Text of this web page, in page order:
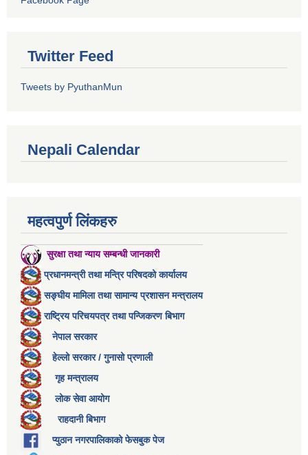
Twitter Feed
Tweets by PyuthanMun
Nepali Calendar
महत्वपुर्ण लिंकहरु
सुरक्षा तथा न्याय सम्बन्धी जानकारी
प्रधानमन्त्री तथा मन्त्रि परिषदको कार्यालय
सङ्घीय मामिला तथा सामान्य प्रशासन मन्त्रालय
राष्ट्रिय परिचयपत्र तथा पन्जिकरण बिभाग
नेपाल सरकार
हेल्लो सरकार / गुनासो प्रणाली
गृह मन्त्रालय
लोक सेवा आयोग
राहदानी बिभाग
प्युठान नगरपालिकाको फेसबुक पेज